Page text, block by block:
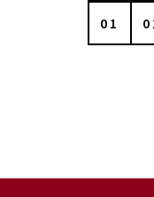
01